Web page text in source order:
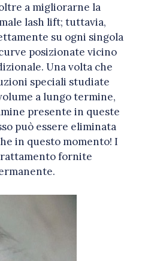
a migliorarne la
lash lift; tuttavia,
su ogni singola
posizionate vicino
Una volta che
speciali studiate
a lungo termine,
presente in queste
può essere eliminata
in questo momento! I
fornite